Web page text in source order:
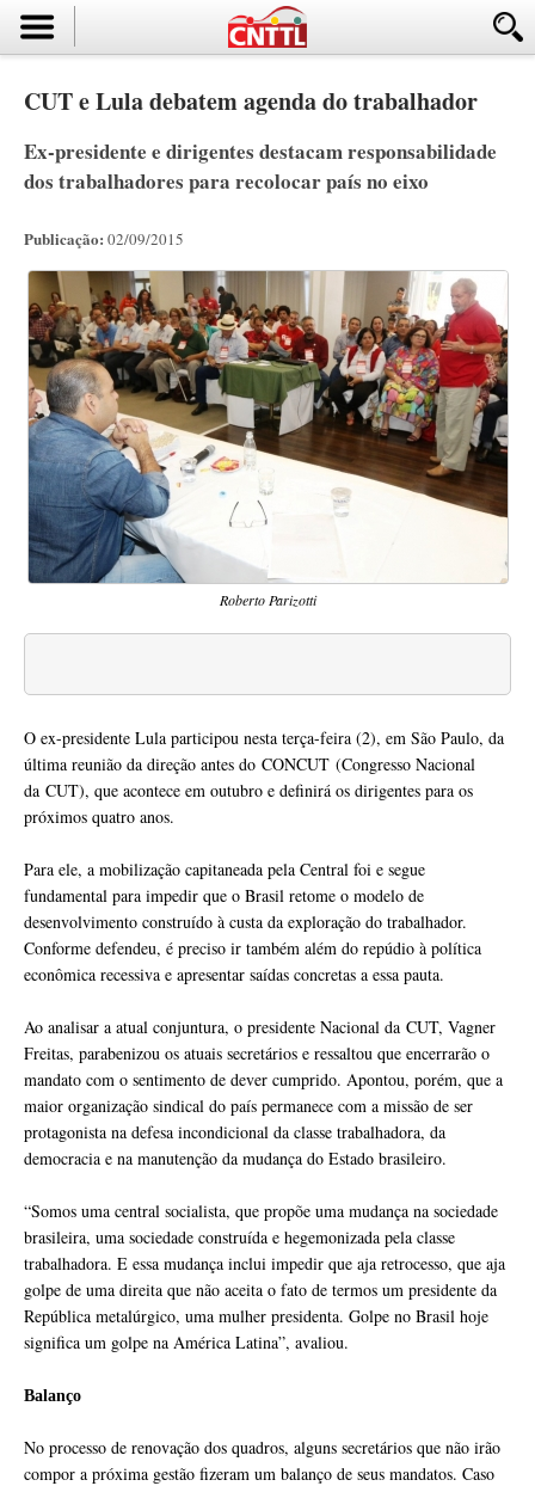
CUT e Lula debatem agenda do trabalhador
Ex-presidente e dirigentes destacam responsabilidade
dos trabalhadores para recolocar país no eixo
Publicação: 02/09/2015
Roberto Parizotti
O ex-presidente Lula participou nesta terça-feira (2), em São Paulo, da
última reunião da direção antes do CONCUT (Congresso Nacional
da CUT), que acontece em outubro e definirá os dirigentes para os
próximos quatro anos.
Para ele, a mobilização capitaneada pela Central foi e segue
fundamental para impedir que o Brasil retome o modelo de
desenvolvimento construído à custa da exploração do trabalhador.
Conforme defendeu, é preciso ir também além do repúdio à política
econômica recessiva e apresentar saídas concretas a essa pauta.
Ao analisar a atual conjuntura, o presidente Nacional da CUT, Vagner
Freitas, parabenizou os atuais secretários e ressaltou que encerrarão o
mandato com o sentimento de dever cumprido. Apontou, porém, que a
maior organização sindical do país permanece com a missão de ser
protagonista na defesa incondicional da classe trabalhadora, da
democracia e na manutenção da mudança do Estado brasileiro.
“Somos uma central socialista, que propõe uma mudança na sociedade
brasileira, uma sociedade construída e hegemonizada pela classe
trabalhadora. E essa mudança inclui impedir que aja retrocesso, que aja
golpe de uma direita que não aceita o fato de termos um presidente da
República metalúrgico, uma mulher presidenta. Golpe no Brasil hoje
significa um golpe na América Latina”, avaliou.
Balanço
No processo de renovação dos quadros, alguns secretários que não irão
compor a próxima gestão fizeram um balanço de seus mandatos. Caso